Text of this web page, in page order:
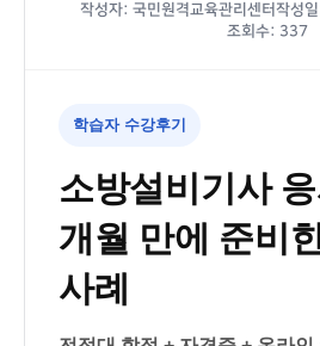
작성자: 국민원격교육관리센터 작성
조회수: 337
학습자 수강후기
소방설비기사
개월 만에 준비
사례